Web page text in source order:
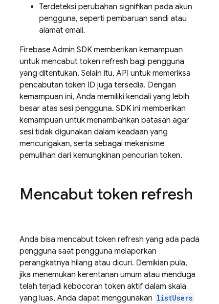
Terdeteksi perubahan signifikan pada akun
pengguna, seperti pembaruan sandi atau
alamat email.
Firebase Admin SDK memberikan kemampuan
untuk mencabut token refresh bagi pengguna
yang ditentukan. Selain itu, API untuk memeriksa
pencabutan token ID juga tersedia. Dengan
kemampuan ini, Anda memiliki kendali yang lebih
besar atas sesi pengguna. SDK ini memberikan
kemampuan untuk menambahkan batasan agar
sesi tidak digunakan dalam keadaan yang
mencurigakan, serta sebagai mekanisme
pemulihan dari kemungkinan pencurian token.
Mencabut token refresh
Anda bisa mencabut token refresh yang ada pada
pengguna saat pengguna melaporkan
perangkatnya hilang atau dicuri. Demikian pula,
jika menemukan kerentanan umum atau menduga
telah terjadi kebocoran token aktif dalam skala
yang luas, Anda dapat menggunakan listUsers